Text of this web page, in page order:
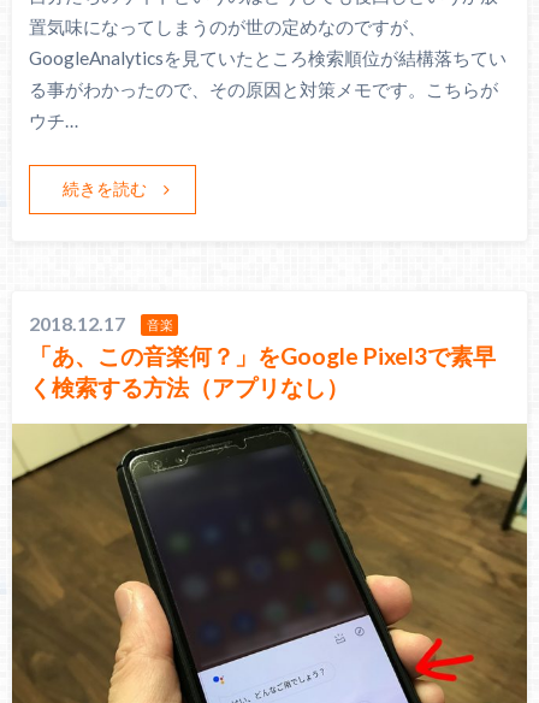
置気味になってしまうのが世の定めなのですが、
GoogleAnalyticsを見ていたところ検索順位が結構落ちてい
る事がわかったので、その原因と対策メモです。こちらが
ウチ…
続きを読む
2018.12.17 音楽
「あ、この音楽何？」をGoogle Pixel3で素早
く検索する方法（アプリなし）